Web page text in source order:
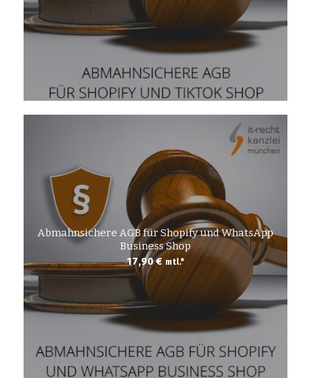
Abmahnsichere AGB für Shopify und WhatsApp
Business Shop
17,90€ mtl.*